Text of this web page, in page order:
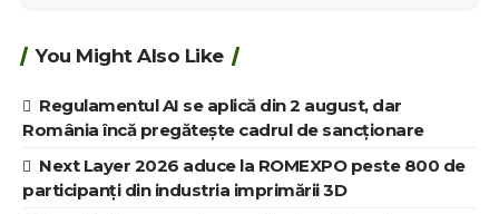
You Might Also Like
Regulamentul AI se aplică din 2 august, dar
România încă pregătește cadrul de sancționare
Next Layer 2026 aduce la ROMEXPO peste 800 de
participanți din industria imprimării 3D